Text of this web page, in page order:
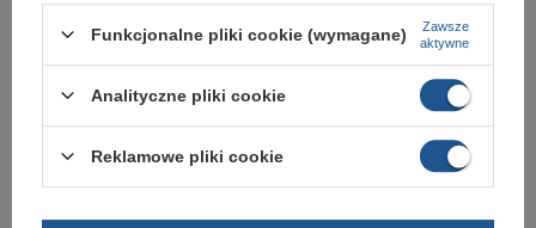
Kolor czarny
2 lata
rękojmia wyłączona dla przedsiębiorców
Butomania.pl
Funkcjonalne pliki cookie (wymagane)
Zawsze
aktywne
Analityczne pliki cookie
Reklamowe pliki cookie